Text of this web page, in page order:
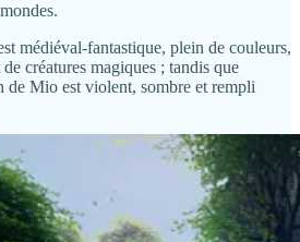
médiéval-fantastique, plein de couleurs,
créatures magiques ; tandis que
de Mio est violent, sombre et rempli